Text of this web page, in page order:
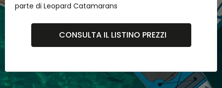
parte di Leopard Catamarans
CONSULTA IL LISTINO PREZZI